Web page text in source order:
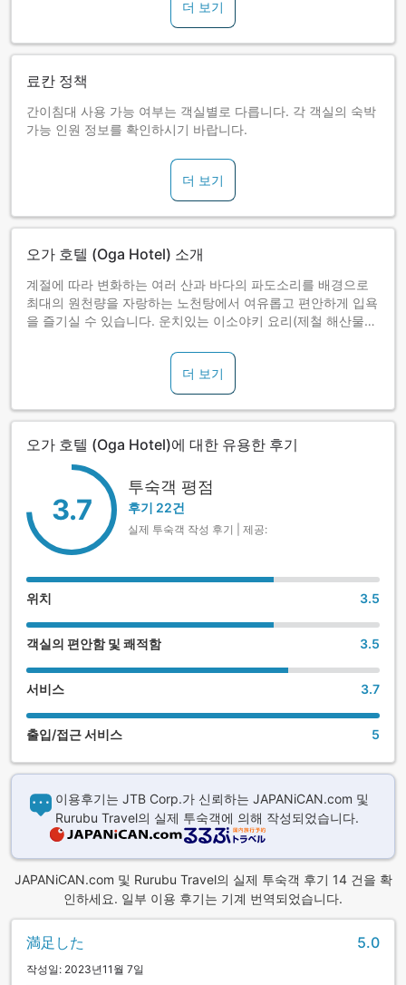
더 보기
료칸 정책
간이침대 사용 가능 여부는 객실별로 다릅니다. 각 객실의 숙박
가능 인원 정보를 확인하시기 바랍니다.
더 보기
오가 호텔 (Oga Hotel) 소개
계절에 따라 변화하는 여러 산과 바다의 파도소리를 배경으로
최대의 원천량을 자랑하는 노천탕에서 여유롭고 편안하게 입욕
을 즐기실 수 있습니다. 운치있는 이소야키 요리(제철 해산물
더 보기
오가 호텔 (Oga Hotel)에 대한 유용한 후기
3.7
투숙객 평점
후기 22건
실제 투숙객 작성 후기 | 제공:
위치 3.5
객실의 편안함 및 쾌적함 3.5
서비스 3.7
출입/접근 서비스 5
이용후기는 JTB Corp.가 신뢰하는 JAPANiCAN.com 및
Rurubu Travel의 실제 투숙객에 의해 작성되었습니다.
JAPANiCAN.com 및 Rurubu Travel의 실제 투숙객 후기 14 건을 확
인하세요. 일부 이용 후기는 기계 번역되었습니다.
満足した 5.0
작성일: 2023년11월 7일